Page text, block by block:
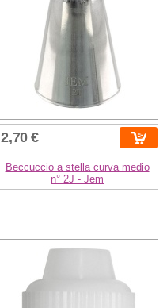
2,70 €
Beccuccio a stella curva medio
n° 2J - Jem